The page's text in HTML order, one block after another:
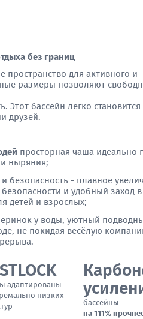
без границ
для активного и
размеры позволяют
бассейн легко
друзей.
просторная чаша идеально
ныряния;
безопасность - плавное
и удобный заход в
детей и взрослых;
у воды, уютный
не покидая весёлую
адаптированы
низких
бассейны
на 111%